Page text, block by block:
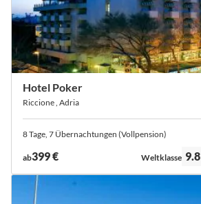
Hotel Poker
Riccione , Adria
8 Tage, 7 Übernachtungen (Vollpension)
ab399 € Bewertung:
Weltklasse 9.8